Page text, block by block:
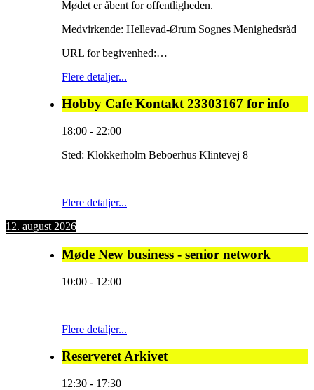
Mødet er åbent for offentligheden.
Medvirkende: Hellevad-Ørum Sognes Menighedsråd
URL for begivenhed:…
Flere detaljer...
Hobby Cafe Kontakt 23303167 for info
18:00 - 22:00
Sted: Klokkerholm Beboerhus Klintevej 8
Flere detaljer...
12. august 2026
Møde New business - senior network
10:00 - 12:00
Flere detaljer...
Reserveret Arkivet
12:30 - 17:30